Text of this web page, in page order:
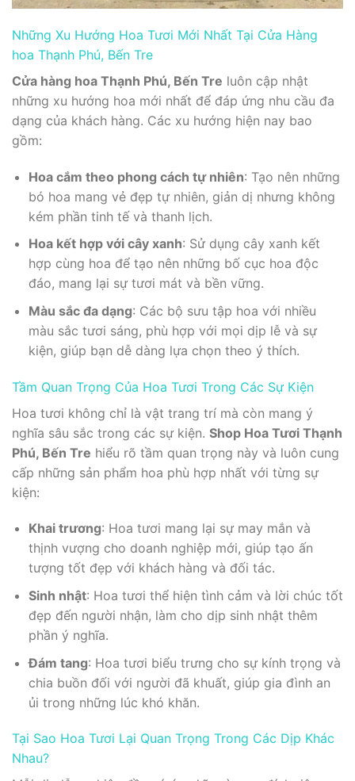
Những Xu Hướng Hoa Tươi Mới Nhất Tại Cửa Hàng
hoa Thạnh Phú, Bến Tre
Cửa hàng hoa Thạnh Phú, Bến Tre luôn cập nhật
những xu hướng hoa mới nhất để đáp ứng nhu cầu đa
dạng của khách hàng. Các xu hướng hiện nay bao
gồm:
Hoa cắm theo phong cách tự nhiên: Tạo nên những
bó hoa mang vẻ đẹp tự nhiên, giản dị nhưng không
kém phần tinh tế và thanh lịch.
Hoa kết hợp với cây xanh: Sử dụng cây xanh kết
hợp cùng hoa để tạo nên những bố cục hoa độc
đáo, mang lại sự tươi mát và bền vững.
Màu sắc đa dạng: Các bộ sưu tập hoa với nhiều
màu sắc tươi sáng, phù hợp với mọi dịp lễ và sự
kiện, giúp bạn dễ dàng lựa chọn theo ý thích.
Tầm Quan Trọng Của Hoa Tươi Trong Các Sự Kiện
Hoa tươi không chỉ là vật trang trí mà còn mang ý
nghĩa sâu sắc trong các sự kiện. Shop Hoa Tươi Thạnh
Phú, Bến Tre hiểu rõ tầm quan trọng này và luôn cung
cấp những sản phẩm hoa phù hợp nhất với từng sự
kiện:
Khai trương: Hoa tươi mang lại sự may mắn và
thịnh vượng cho doanh nghiệp mới, giúp tạo ấn
tượng tốt đẹp với khách hàng và đối tác.
Sinh nhật: Hoa tươi thể hiện tình cảm và lời chúc tốt
đẹp đến người nhận, làm cho dịp sinh nhật thêm
phần ý nghĩa.
Đám tang: Hoa tươi biểu trưng cho sự kính trọng và
chia buồn đối với người đã khuất, giúp gia đình an
ủi trong những lúc khó khăn.
Tại Sao Hoa Tươi Lại Quan Trọng Trong Các Dịp Khác
Nhau?